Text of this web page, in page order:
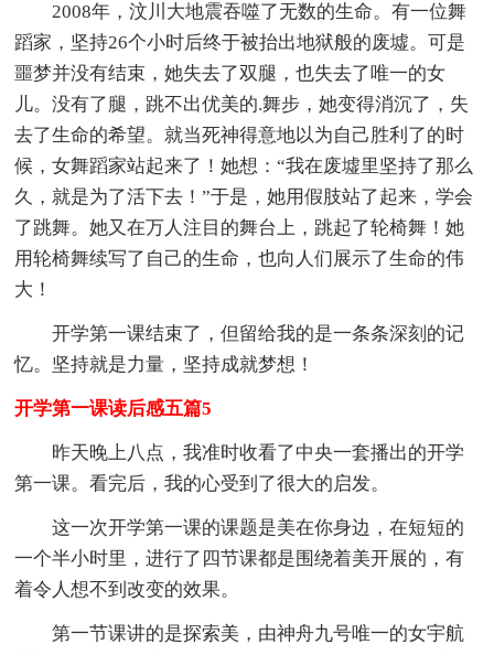
2008年，汶川大地震吞噬了无数的生命。有一位舞
蹈家，坚持26个小时后终于被抬出地狱般的废墟。可是
噩梦并没有结束，她失去了双腿，也失去了唯一的女
儿。没有了腿，跳不出优美的.舞步，她变得消沉了，失
去了生命的希望。就当死神得意地以为自己胜利了的时
候，女舞蹈家站起来了！她想：“我在废墟里坚持了那么
久，就是为了活下去！”于是，她用假肢站了起来，学会
了跳舞。她又在万人注目的舞台上，跳起了轮椅舞！她
用轮椅舞续写了自己的生命，也向人们展示了生命的伟
大！
开学第一课结束了，但留给我的是一条条深刻的记
忆。坚持就是力量，坚持成就梦想！
开学第一课读后感五篇5
昨天晚上八点，我准时收看了中央一套播出的开学
第一课。看完后，我的心受到了很大的启发。
这一次开学第一课的课题是美在你身边，在短短的
一个半小时里，进行了四节课都是围绕着美开展的，有
着令人想不到改变的效果。
第一节课讲的是探索美，由神舟九号唯一的女宇航